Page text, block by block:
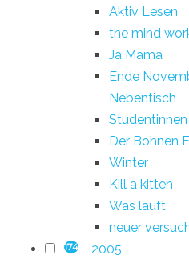
Aktiv Lesen
the mind
Ja Mama
Ende
Nebentisch
Studentinnen
Der Bohnen
Winter
Kill a kitten
Was läuft
neuer
174 2005